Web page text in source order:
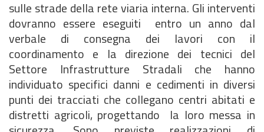
sulle strade della rete viaria interna. Gli interventi
dovranno essere eseguiti entro un anno dal
verbale di consegna dei lavori con il
coordinamento e la direzione dei tecnici del
Settore Infrastrutture Stradali che hanno
individuato specifici danni e cedimenti in diversi
punti dei tracciati che collegano centri abitati e
distretti agricoli, progettando la loro messa in